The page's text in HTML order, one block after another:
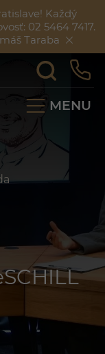
Každý
02 5464 7417.
Taraba
MENU